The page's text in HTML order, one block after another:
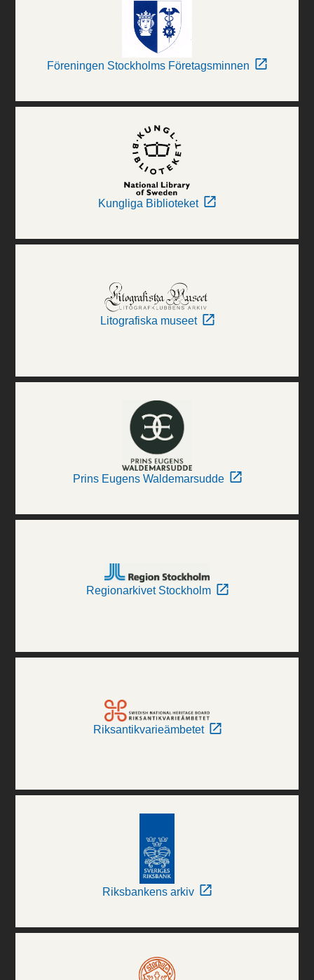
Föreningen Stockholms Företagsminnen
Kungliga Biblioteket
Litografiska museet
Prins Eugens Waldemarsudde
Regionarkivet Stockholm
Riksantikvarieämbetet
Riksbankens arkiv